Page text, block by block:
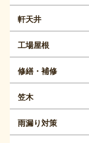
軒天井
工場屋根
修繕・補修
笠木
雨漏り対策